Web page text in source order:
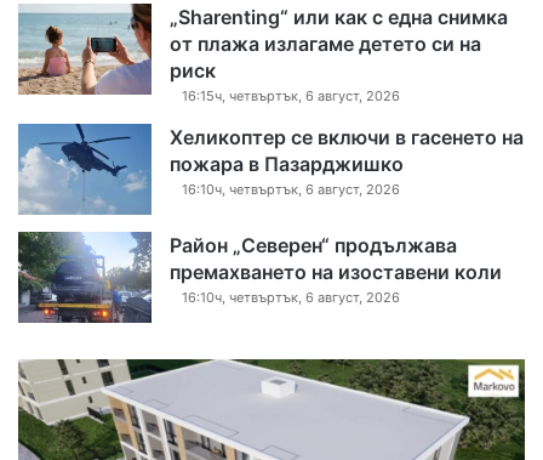
„Sharenting“ или как с една снимка
от плажа излагаме детето си на
риск
16:15ч, четвъртък, 6 август, 2026
Хеликоптер се включи в гасенето на
пожара в Пазарджишко
16:10ч, четвъртък, 6 август, 2026
Район „Северен“ продължава
премахването на изоставени коли
16:10ч, четвъртък, 6 август, 2026